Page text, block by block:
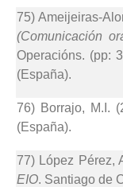
75) Ameijeiras-
(Comunicación
Operacións. (pp:
(España).
76) Borrajo, M.I.
(España).
77) López Pérez,
EIO. Santiago de